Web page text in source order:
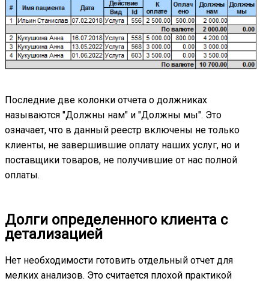
Последние две колонки отчета о должниках
называются "Должны нам" и "Должны мы". Это
означает, что в данный реестр включены не только
клиенты, не завершившие оплату наших услуг, но и
поставщики товаров, не получившие от нас полной
оплаты.
Долги определенного клиента с
детализацией
Нет необходимости готовить отдельный отчет для
мелких анализов. Это считается плохой практикой